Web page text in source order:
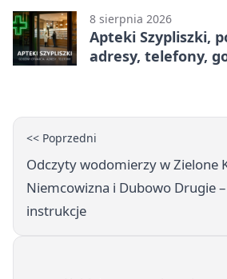
8 sierpnia 2026
Apteki Szypliszki,
adresy, telefony,
<< Poprzedni
Odczyty wodomierzy w Zielone
Niemcowizna i Dubowo Drugie
instrukcje